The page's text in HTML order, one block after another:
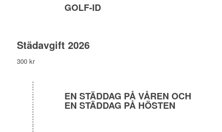
GOLF-ID
Städavgift 2026
300 kr
EN STÄDDAG PÅ VÅREN OCH
EN STÄDDAG PÅ HÖSTEN